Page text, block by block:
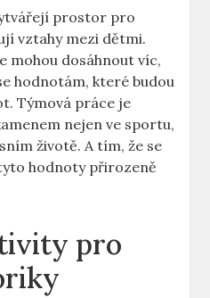
prostor pro
vztahy mezi dětmi.
mohou dosáhnout víc,
hodnotám, které budou
Týmová práce je
nejen ve sportu,
životě. A tím, že se
hodnoty přirozeně
pro